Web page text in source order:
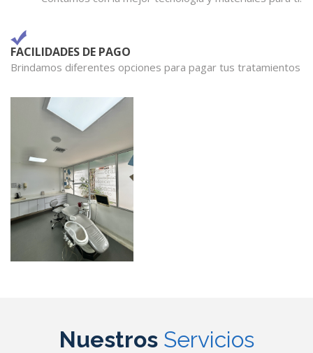
FACILIDADES DE PAGO
Brindamos diferentes opciones para pagar tus tratamientos
Nuestros Servicios